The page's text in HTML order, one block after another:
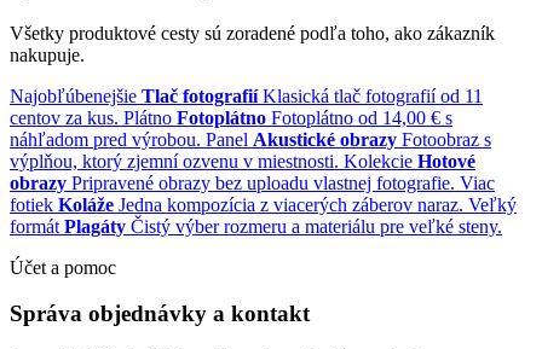
Všetky produktové cesty sú zoradené podľa toho, ako zákazník
nakupuje.
Najobľúbenejšie Tlač fotografií Klasická tlač fotografií od 11
centov za kus. Plátno Fotoplátno Fotoplátno od 14,00 € s
náhľadom pred výrobou. Panel Akustické obrazy Fotoobraz s
výplňou, ktorý zjemní ozvenu v miestnosti. Kolekcie Hotové
obrazy Pripravené obrazy bez uploadu vlastnej fotografie. Viac
fotiek Koláže Jedna kompozícia z viacerých záberov naraz. Veľký
formát Plagáty Čistý výber rozmeru a materiálu pre veľké steny.
Účet a pomoc
Správa objednávky a kontakt